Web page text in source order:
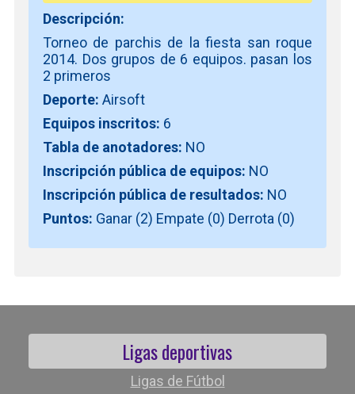
Descripción:
Torneo de parchis de la fiesta san roque
2014. Dos grupos de 6 equipos. pasan los
2 primeros
Deporte: Airsoft
Equipos inscritos: 6
Tabla de anotadores: NO
Inscripción pública de equipos: NO
Inscripción pública de resultados: NO
Puntos: Ganar (2) Empate (0) Derrota (0)
Ligas deportivas
Ligas de Fútbol